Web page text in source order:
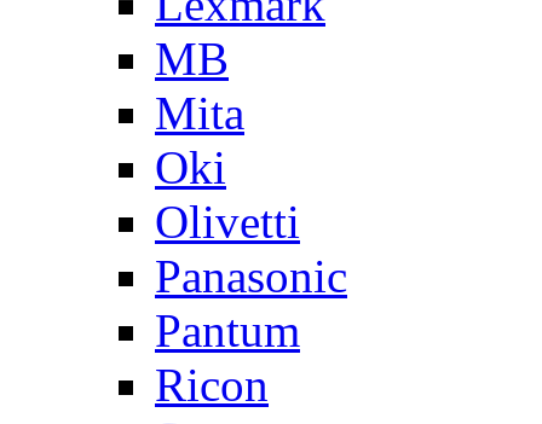
MB
Mita
Oki
Olivetti
Panasonic
Pantum
Ricon